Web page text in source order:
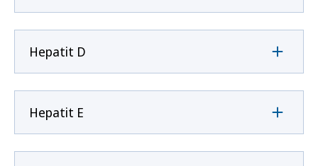
Hepatit D
Hepatit E